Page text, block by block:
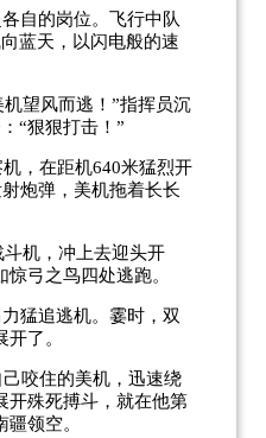
自的岗位。飞行中队
蓝天，以闪电般的速
望风而逃！”指挥员沉
“狠狠打击！”
，在距机640米猛烈开
炮弹，美机拖着长长
斗机，冲上去迎头开
弓之鸟四处逃跑。
猛追逃机。霎时，双
了。
咬住的美机，迅速绕
开殊死搏斗，就在他第
领空。